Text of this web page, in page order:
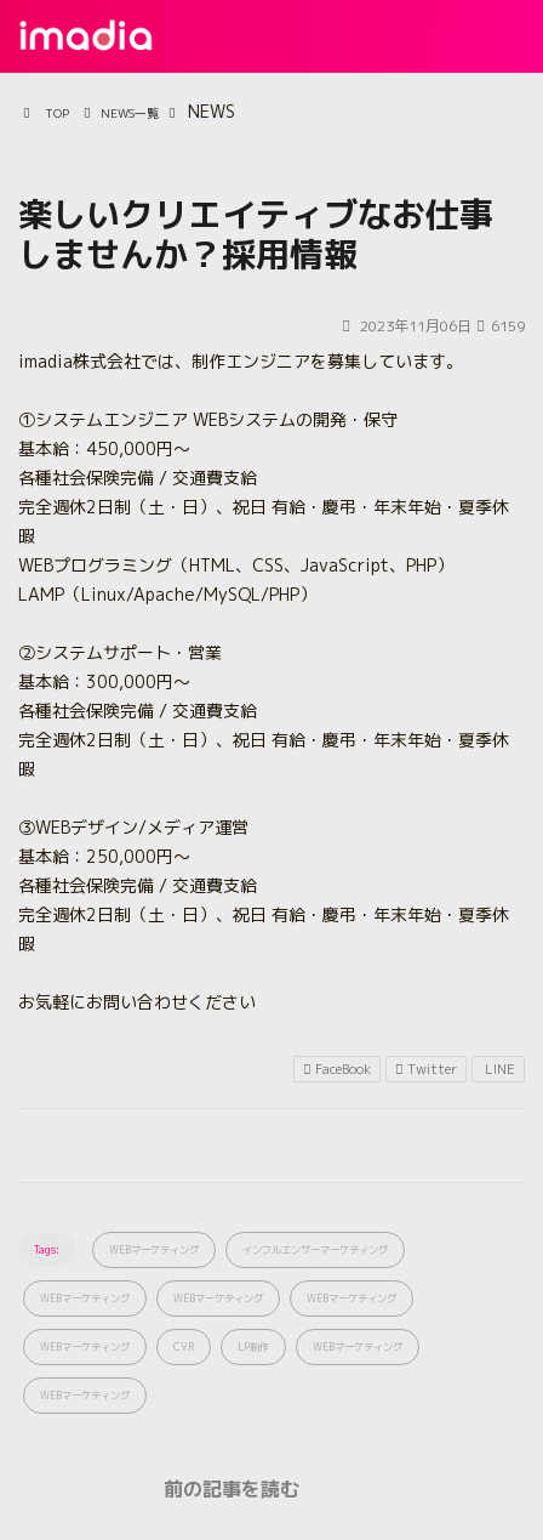
TOP NEWS一覧 NEWS
楽しいクリエイティブなお仕事
しませんか？採用情報
2023年11月06日 6159
imadia株式会社では、制作エンジニアを募集しています。
①システムエンジニア WEBシステムの開発・保守
基本給：450,000円～
各種社会保険完備 / 交通費支給
完全週休2日制（土・日）、祝日 有給・慶弔・年末年始・夏季休
暇
WEBプログラミング（HTML、CSS、JavaScript、PHP）
LAMP（Linux/Apache/MySQL/PHP）
②システムサポート・営業
基本給：300,000円～
各種社会保険完備 / 交通費支給
完全週休2日制（土・日）、祝日 有給・慶弔・年末年始・夏季休
暇
③WEBデザイン/メディア運営
基本給：250,000円～
各種社会保険完備 / 交通費支給
完全週休2日制（土・日）、祝日 有給・慶弔・年末年始・夏季休
暇
お気軽にお問い合わせください
FaceBook Twitter LINE
Tags: WEBマーケティング インフルエンサーマーケティング
WEBマーケティング WEBマーケティング WEBマーケティング
WEBマーケティング CVR LP制作 WEBマーケティング
WEBマーケティング
前の記事を読む